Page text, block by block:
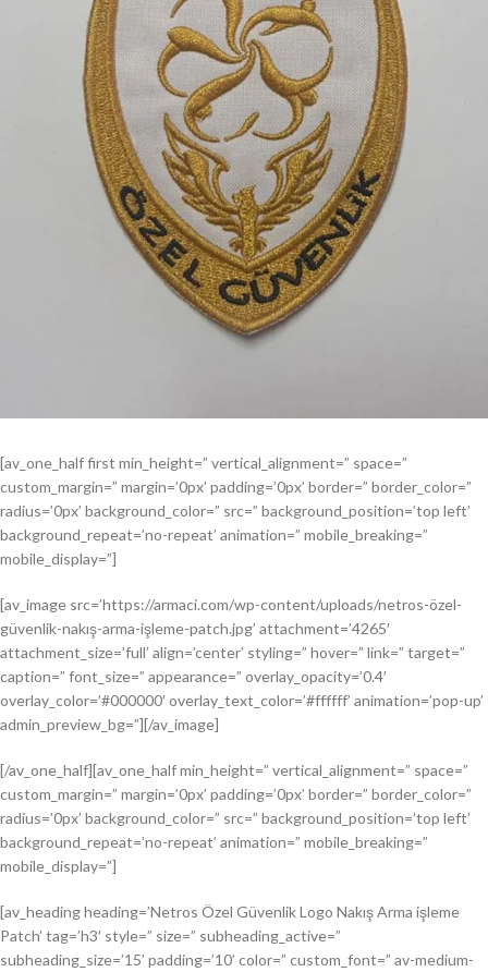
[av_one_half first min_height=” vertical_alignment=” space=”
custom_margin=” margin=’0px’ padding=’0px’ border=” border_color=”
radius=’0px’ background_color=” src=” background_position=’top left’
background_repeat=’no-repeat’ animation=” mobile_breaking=”
mobile_display=”]
[av_image src=’https://armaci.com/wp-content/uploads/netros-özel-
güvenlik-nakış-arma-işleme-patch.jpg’ attachment=’4265′
attachment_size=’full’ align=’center’ styling=” hover=” link=” target=”
caption=” font_size=” appearance=” overlay_opacity=’0.4′
overlay_color=’#000000′ overlay_text_color=’#ffffff’ animation=’pop-up’
admin_preview_bg=”][/av_image]
[/av_one_half][av_one_half min_height=” vertical_alignment=” space=”
custom_margin=” margin=’0px’ padding=’0px’ border=” border_color=”
radius=’0px’ background_color=” src=” background_position=’top left’
background_repeat=’no-repeat’ animation=” mobile_breaking=”
mobile_display=”]
[av_heading heading=’Netros Özel Güvenlik Logo Nakış Arma işleme
Patch’ tag=’h3′ style=” size=” subheading_active=”
subheading_size=’15’ padding=’10’ color=” custom_font=” av-medium-